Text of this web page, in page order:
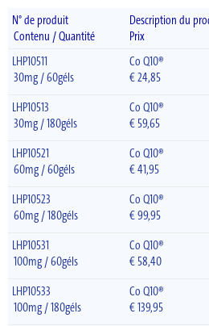
N° de produit
Description du
Contenu / Quantité
Prix
LHP10511
Co Q10®
30mg / 60géls
€24,85
LHP10513
Co Q10®
30mg / 180géls
€59,65
LHP10521
Co Q10®
60mg / 60géls
€41,95
LHP10523
Co Q10®
60mg / 180géls
€99,95
LHP10531
Co Q10®
100mg / 60géls
€58,40
LHP10533
Co Q10®
100mg / 180géls
€139,95